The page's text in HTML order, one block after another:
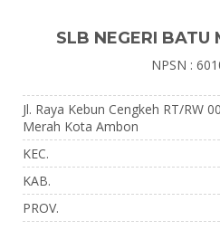
SLB NEGERI BATU
NPSN :
Jl. Raya Kebun Cengkeh RT/RW
Merah Kota Ambon
KEC.
KAB.
PROV.